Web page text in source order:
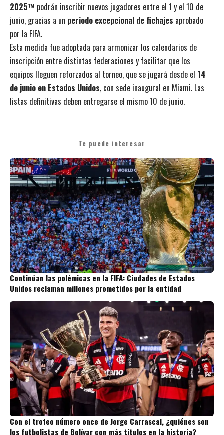
2025™ podrán inscribir nuevos jugadores entre el 1 y el 10 de
junio, gracias a un periodo excepcional de fichajes aprobado
por la FIFA.
Esta medida fue adoptada para armonizar los calendarios de
inscripción entre distintas federaciones y facilitar que los
equipos lleguen reforzados al torneo, que se jugará desde el 14
de junio en Estados Unidos, con sede inaugural en Miami. Las
listas definitivas deben entregarse el mismo 10 de junio.
Te puede interesar
Continúan las polémicas en la FIFA: Ciudades de Estados
Unidos reclaman millones prometidos por la entidad
Con el trofeo número once de Jorge Carrascal, ¿quiénes son
los futbolistas de Bolívar con más títulos en la historia?